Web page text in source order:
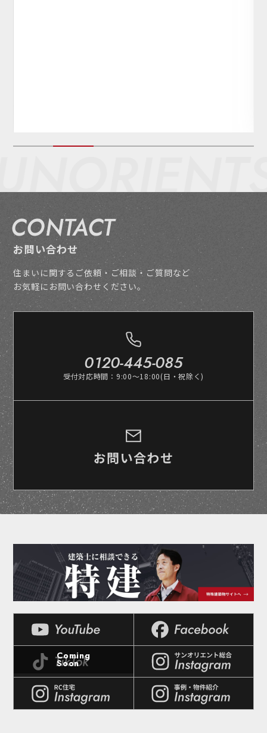
CONTACT
お問い合わせ
住まいに関するご依頼・ご相談・ご質問など
お気軽にお問い合わせください。
0120-445-085
受付対応時間：9:00～18:00(日・祝除く)
お問い合わせ